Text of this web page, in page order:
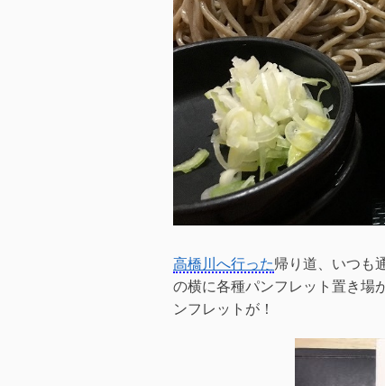
高橋川へ行った帰り道、いつも
の横に各種パンフレット置き場
ンフレットが！